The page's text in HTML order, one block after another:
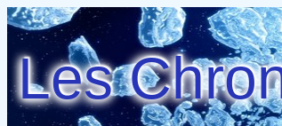
Les